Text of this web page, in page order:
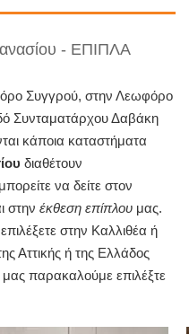
- ΕΠΙΠΛΑ
Συγγρού, στην Λεωφόρο
Συνταματάρχου Δαβάκη
κάποια καταστήματα
διαθέτουν
να δείτε στον
στην έκθεση επίπλου μας.
στην Καλλιθέα ή
Αττικής ή της Ελλάδος
μας παρακαλούμε επιλέξτε